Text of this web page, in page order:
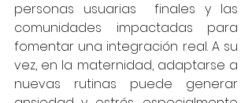
personas usuarias  finales y las
comunidades impactadas para
fomentar una integración real. A su
vez, en la maternidad, adaptarse a
nuevas rutinas puede generar